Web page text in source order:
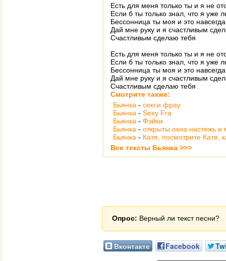
Есть для меня только ты и я не
Если б ты только знал, что я уже
Бессонница ты моя и это навсегда
Дай мне руку и я счастливым
Счастливым сделаю тебя
Есть для меня только ты и я не
Если б ты только знал, что я уже
Бессонница ты моя и это навсегда
Дай мне руку и я счастливым
Счастливым сделаю тебя
Смотрите также:
Бьянка - секси фрау
Бьянка - Sexy Fra
Бьянка - Фэйки
Бьянка - открыты окна настежь и
Бьянка - Катя, посмотрите Катя,
Все тексты Бьянка >>>
Опрос: Верный ли текст песни?
Вконтакте Facebook